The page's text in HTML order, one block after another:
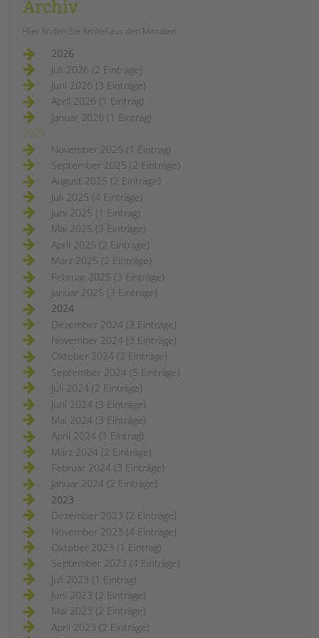
vielseitigen Angeboten für
Jugendliche, direkt neben unserer
Renovierungsarbeiten laufen, startet
das Team bereits erste Aktivitäten im
Stadtteil – ein Treffpunkt, der bald
Raum für Austausch, Freizeit und
Eigeninitiative bietet.
weiterleseneine
neue
jugendfreizeiteinrichtung
im
tietzenweg
Archiv
Hier finden Sie Artikel aus den Monaten
2026
Juli 2026 (2 Einträge)
Juni 2026 (3 Einträge)
April 2026 (1 Eintrag)
Januar 2026 (1 Eintrag)
2025
November 2025 (1 Eintrag)
September 2025 (2 Einträge)
August 2025 (2 Einträge)
Juli 2025 (4 Einträge)
Juni 2025 (1 Eintrag)
Mai 2025 (3 Einträge)
April 2025 (2 Einträge)
März 2025 (2 Einträge)
Februar 2025 (3 Einträge)
Januar 2025 (3 Einträge)
2024
Dezember 2024 (3 Einträge)
November 2024 (3 Einträge)
Oktober 2024 (2 Einträge)
September 2024 (5 Einträge)
Juli 2024 (2 Einträge)
Juni 2024 (3 Einträge)
Mai 2024 (3 Einträge)
April 2024 (1 Eintrag)
März 2024 (2 Einträge)
Februar 2024 (3 Einträge)
Januar 2024 (2 Einträge)
2023
Dezember 2023 (2 Einträge)
November 2023 (4 Einträge)
Oktober 2023 (1 Eintrag)
September 2023 (4 Einträge)
Juli 2023 (1 Eintrag)
Juni 2023 (2 Einträge)
Mai 2023 (2 Einträge)
April 2023 (2 Einträge)